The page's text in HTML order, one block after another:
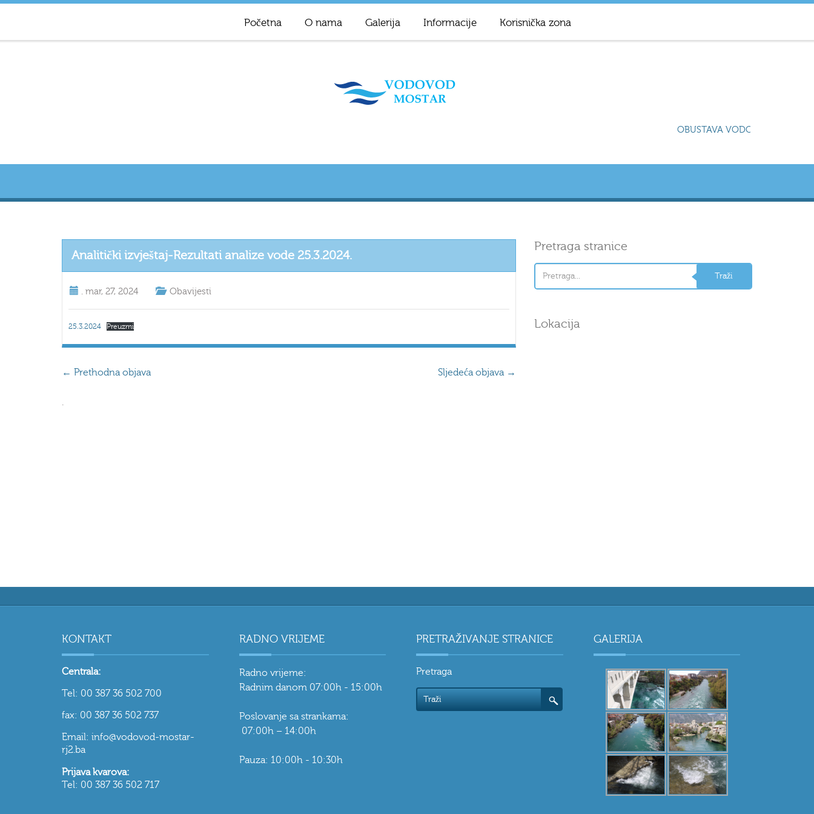
Početna O nama Galerija Informacije Korisnička zona
OBUSTAVA
Analitički izvještaj-Rezultati analize vode 25.3.2024.
. mar, 27, 2024 Obavijesti
25.3.2024 Preuzmi
← Prethodna objava Sljedeća objava →
.
Pretraga stranice
Lokacija
KONTAKT
Centrala:
Tel: 00 387 36 502 700
fax: 00 387 36 502 737
Email: info@vodovod-mostar-
rj2.ba
Prijava kvarova:
Tel: 00 387 36 502 717
RADNO VRIJEME
Radno vrijeme:
Radnim danom 07:00h - 15:00h
Poslovanje sa strankama:
07:00h – 14:00h
Pauza: 10:00h - 10:30h
PRETRAŽIVANJE STRANICE
Pretraga
GALERIJA